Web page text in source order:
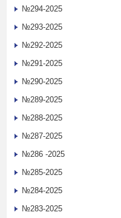
№294-2025
№293-2025
№292-2025
№291-2025
№290-2025
№289-2025
№288-2025
№287-2025
№286 -2025
№285-2025
№284-2025
№283-2025